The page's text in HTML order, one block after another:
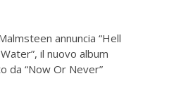
annuncia “Hell
il nuovo album
da “Now Or Never”